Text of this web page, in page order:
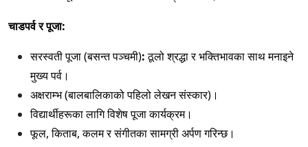
चाडपर्व र पूजा:
सरस्वती पूजा (बसन्त पञ्चमी):ठूलो श्रद्धा र भक्तिभावका साथ मनाइने
मुख्य पर्व।
अक्षराम्भ (बालबालिकाको पहिलो लेखन संस्कार)।
विद्यार्थीहरूका लागि विशेष पूजा कार्यक्रम।
फूल, किताब, कलम र संगीतका सामग्री अर्पण गरिन्छ।